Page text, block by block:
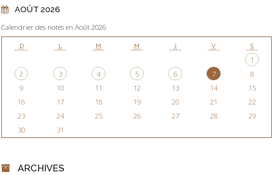
AOÛT 2026
Calendrier des notes en Août 2026
D L M M J V S
1
2
3 4 5 6 7
8
9
10 11 12 13 14
15
16
17 18 19 20 21
22
23
24 25 26 27 28
29
30
31
ARCHIVES